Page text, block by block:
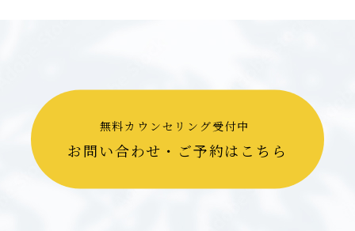
無料カウンセリング受付中
お問い合わせ・ご予約はこちら